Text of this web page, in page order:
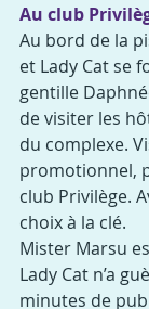
Au club
Au bord de la
et Lady Cat se
gentille
de visiter les
du complexe.
promotionnel,
club Privilège.
choix à la clé.
Mister Marsu
Lady Cat n’a
minutes de